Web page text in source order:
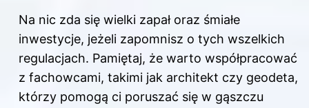
Na nic zda się wielki zapał oraz śmiałe
inwestycje, jeżeli zapomnisz o tych wszelkich
regulacjach. Pamiętaj, że warto współpracować
z fachowcami, takimi jak architekt czy geodeta,
którzy pomogą ci poruszać się w gąszczu